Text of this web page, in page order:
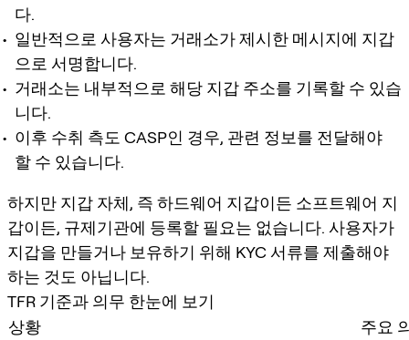
다.
일반적으로 사용자는 거래소가 제시한 메시지에 지갑
으로 서명합니다.
거래소는 내부적으로 해당 지갑 주소를 기록할 수 있습
니다.
이후 수취 측도 CASP인 경우, 관련 정보를 전달해야
할 수 있습니다.
하지만 지갑 자체, 즉 하드웨어 지갑이든 소프트웨어 지
갑이든, 규제기관에 등록할 필요는 없습니다. 사용자가
지갑을 만들거나 보유하기 위해 KYC 서류를 제출해야
하는 것도 아닙니다.
TFR 기준과 의무 한눈에 보기
상황
주요